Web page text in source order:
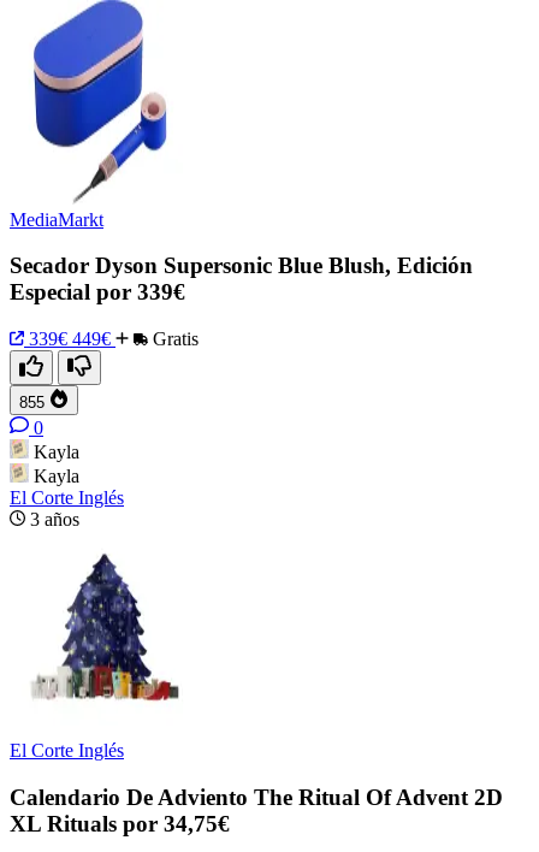
MediaMarkt
Secador Dyson Supersonic Blue Blush, Edición
Especial por 339€
339€ 449€ Gratis
855
0
Kayla
Kayla
El Corte Inglés
3 años
El Corte Inglés
Calendario De Adviento The Ritual Of Advent 2D
XL Rituals por 34,75€